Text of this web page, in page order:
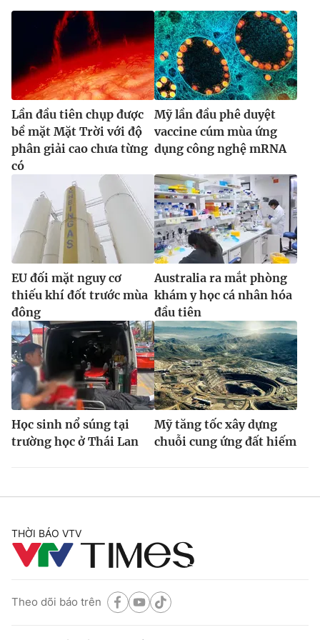
toasoan@vtv.vn
Liên hệ quảng cáo:024-7300.7108
® Cấm sao chép dưới mọi hình thức nếu không có sự chấp
thuận bằng văn bản. Ghi rõ nguồn VTV.vn khi phát hành lại
thông tin từ website này.
Lần đầu tiên chụp được
bề mặt Mặt Trời với độ
phân giải cao chưa từng
có
Mỹ lần đầu phê duyệt
vaccine cúm mùa ứng
dụng công nghệ mRNA
EU đối mặt nguy cơ
thiếu khí đốt trước mùa
đông
Australia ra mắt phòng
khám y học cá nhân hóa
đầu tiên
Học sinh nổ súng tại
trường học ở Thái Lan
Mỹ tăng tốc xây dựng
chuỗi cung ứng đất hiếm
THỜI BÁO VTV
Theo dõi báo trên